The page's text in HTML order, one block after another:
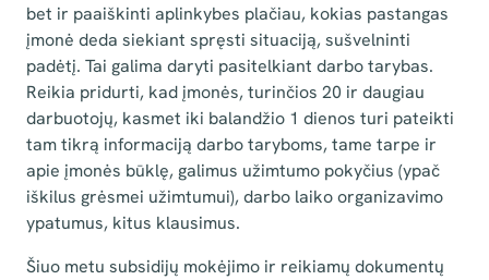
bet ir paaiškinti aplinkybes plačiau, kokias pastangas
įmonė deda siekiant spręsti situaciją, sušvelninti
padėtį. Tai galima daryti pasitelkiant darbo tarybas.
Reikia pridurti, kad įmonės, turinčios 20 ir daugiau
darbuotojų, kasmet iki balandžio 1 dienos turi pateikti
tam tikrą informaciją darbo taryboms, tame tarpe ir
apie įmonės būklę, galimus užimtumo pokyčius (ypač
iškilus grėsmei užimtumui), darbo laiko organizavimo
ypatumus, kitus klausimus.
Šiuo metu subsidijų mokėjimo ir reikiamų dokumentų